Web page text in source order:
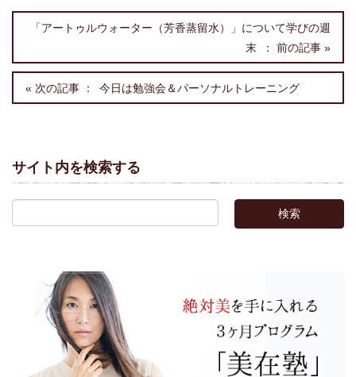
「アートゥルウォーター（芳香蒸留水）」について学びの週
末
今日は勉強会＆パーソナルトレーニング
サイト内を検索する